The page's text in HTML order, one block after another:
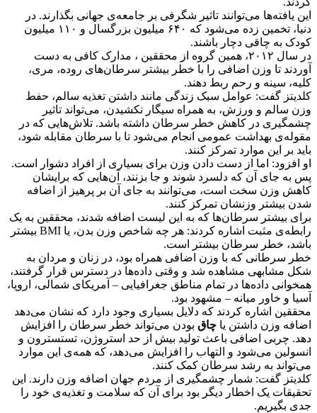
این یافته‌ها می‌توانند تاثیر شگرفی بر جامعه‌ی جهانی بگذارند. در
دنیا، تخمین زده می‌شود که ۶۴۰ میلیون بزرگسال و ۱۱۰ میلیون
کودک به چاقی دچار باشند.
در سال ۲۰۱۲، همین گروه از محققین ، مدارک کافی به دست
آوردند تا وزن اضافی را با خطر بیشتر سرطان‌های روده، مری،
کلیه، سینه و رحم ربط دهند.
کلدیتز گفت: عوامل سبک زندگی مانند داشتن تغذیه‌ سالم، حفط
وزن سالم و ورزش، به همراه سیگار نکشیدن، می‌تواند تاثیر
چشمگیری در کاهش خطر سرطان داشته باشد. تلاش‌هایی که در
مقوله‌ی بهداشت عمومی انجام می‌شود تا با سرطان مقابله شود،
باید بر این موارد تمرکز کنند.
او افزود: اما از دست دادن وزن برای بسیاری از افراد دشوار است.
پس به جای آن که دلسرد شوند و جا بزنند، آن‌هایی که برایشان
کاهش وزن سخت است، می‌توانند به جای آن بر پرهیز از اضافه
شدن بیشتر وزنشان تمرکز کنند.
برای بیشتر سرطان‌ها که به این لیست اضافه شدند، محققین به یک
رابطه‌ی مثبت اشاره کردند: هر چه شاخص وزن بدن، یا BMI بیشتر
باشد، خطر سرطان بیشتر است.
خطر سرطانی که با وزن اضافی همراه بود، در زنان و مردان به
شکل مشابهی مشاهده شد و وقتی داده‌ها در دسترس قرار گرفتند،
همخوانی داده‌ها در تمام مناطق جغرافیایی – آمریکای شمالی، اروپا،
آسیا و خاور میانه – مشهود بود.
محققین اشاره کردند که دلایل بسیاری وجود دارد که نشان می‌دهد
اضافه وزن داشتن یا چاق بودن می‌تواند خطر سرطان را افزایش
دهد. چربی اضافی باعث تولید بیش از حد استروژن، تستسترون و
انسولین می‌شود و التهاب را افزایش می‌دهد، که همه‌ی این موارد
می‌تواند به رشد سرطان کمک کنند.
کلدیتز گفت: شمار چشمگیری از مردم جهان اضافه وزن دارند. این
تحقیقات یک اخطار دیگر بود برای آن که سلامت و تغذیه‌ی خود را
جدی بگیریم.